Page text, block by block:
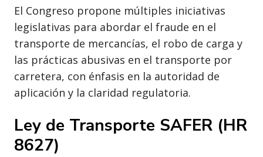
El Congreso propone múltiples iniciativas
legislativas para abordar el fraude en el
transporte de mercancías, el robo de carga y
las prácticas abusivas en el transporte por
carretera, con énfasis en la autoridad de
aplicación y la claridad regulatoria.
Ley de Transporte SAFER (HR
8627)